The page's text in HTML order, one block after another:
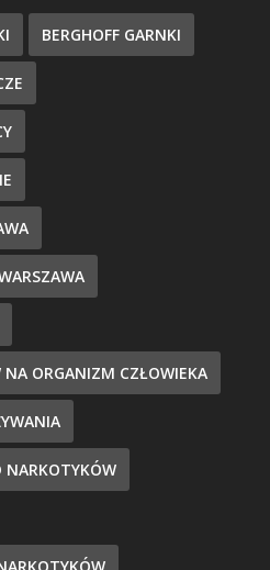
BERGHOFF GARNKI
NA ORGANIZM CZŁOWIEKA
NARKOTYKÓW